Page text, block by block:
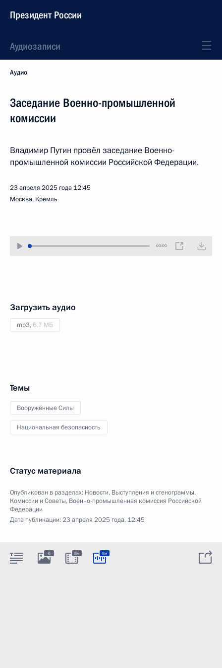
Президент России
Аудиозаписи
Аудио
Заседание Военно-промышленной
комиссии
Владимир Путин провёл заседание Военно-
промышленной комиссии Российской Федерации.
23 апреля 2025 года 12:45
Москва, Кремль
00:00
Загрузить аудио
mp3,6.7 МБ
Темы
Вооружённые Силы
Национальная безопасность
Статус материала
Опубликован в разделах: Новости, Выступления и стенограммы,
Комиссии и Советы, Военно-промышленная комиссия Российской
Федерации
Дата публикации:23 апреля 2025 года, 12:45
6 8м 8м